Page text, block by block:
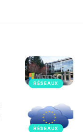
RÉSEAUX
RÉSEAUX